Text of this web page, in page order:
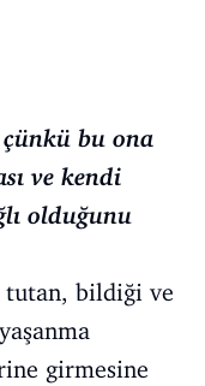
bu ona
ve kendi
olduğunu
tutan, bildiği ve
girmesine